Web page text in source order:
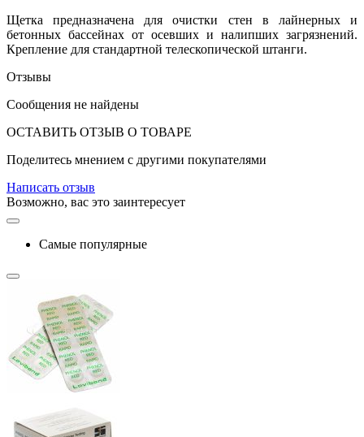
Щетка предназначена для очистки стен в лайнерных и
бетонных бассейнах от осевших и налипших загрязнений.
Крепление для стандартной телескопической штанги.
Отзывы
Сообщения не найдены
ОСТАВИТЬ ОТЗЫВ О ТОВАРЕ
Поделитесь мнением с другими покупателями
Написать отзыв
Возможно, вас это заинтересует
Самые популярные